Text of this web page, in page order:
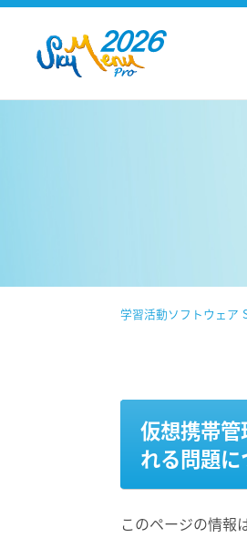
学習活動ソフトウェア
仮想携帯
れる問題に
このページの情報